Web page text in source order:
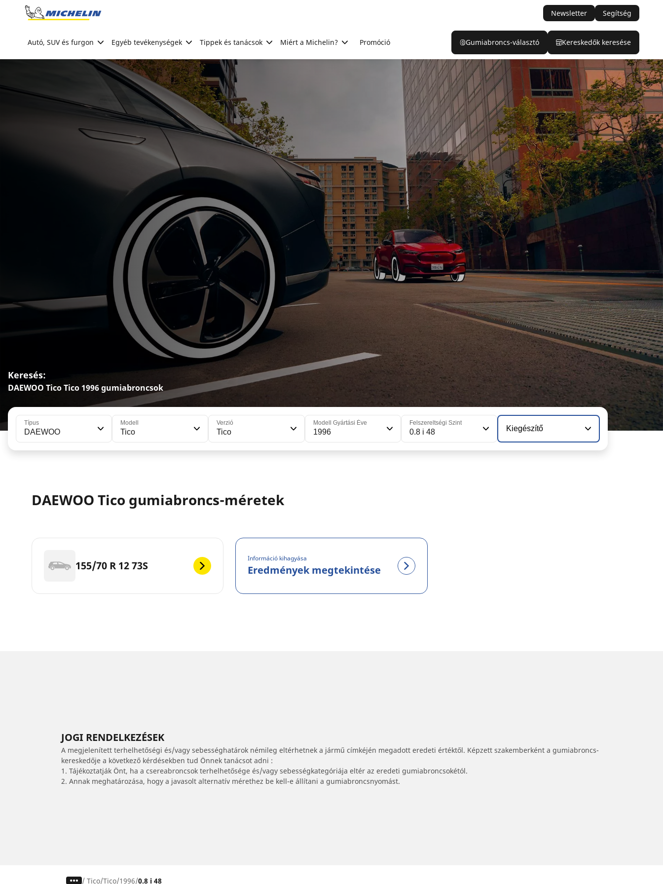
Go to page content
Newsletter Segítség
Autó, SUV és furgon Egyéb tevékenységek Tippek és tanácsok Miért a Michelin? Promóció Gumiabroncs-választó Kereskedők keresése
Keresés:
DAEWOO Tico Tico 1996 gumiabroncsok
Típus
DAEWOO
Modell
Tico
Verzió
Tico
Modell Gyártási Éve
1996
Felszereltségi Szint
0.8 i 48 Kiegészítő
DAEWOO Tico gumiabroncs-méretek
155/70 R 12 73S
Információ kihagyása
Eredmények megtekintése
JOGI RENDELKEZÉSEK
A megjelenített terhelhetőségi és/vagy sebességhatárok némileg eltérhetnek a jármű címkéjén megadott eredeti értéktől. Képzett szakemberként a gumiabroncs-
kereskedője a következő kérdésekben tud Önnek tanácsot adni :
1. Tájékoztatják Önt, ha a csereabroncsok terhelhetősége és/vagy sebességkategóriája eltér az eredeti gumiabroncsokétól.
2. Annak meghatározása, hogy a javasolt alternatív mérethez be kell-e állítani a gumiabroncsnyomást.
/ Tico Tico 1996 0.8 i 48